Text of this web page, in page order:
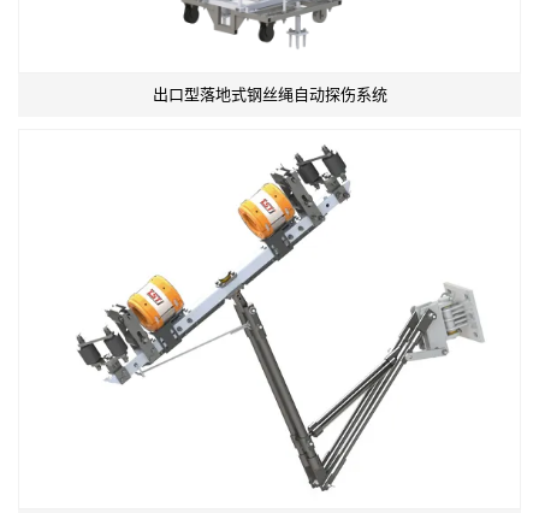
出口型落地式钢丝绳自动探伤系统